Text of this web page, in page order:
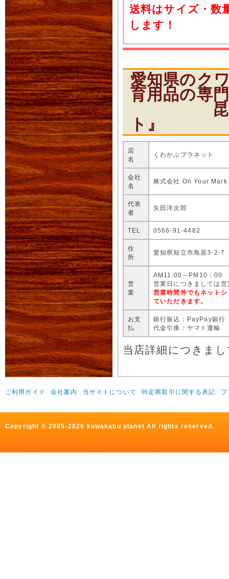
送料はサイズ・数
します！
愛知県のク
育用品の専
昆虫シ
ト』
店
名
くわかぶプラネット
会社
名
株式会社 On Your Mark
代表
者
矢田洋次郎
TEL 0566-91-4482
住
所
愛知県知立市鳥居3-2-7
営
業
AM11:00～PM10：00
営業日につきましては
営業時間外でもネット
ていただきます。
お支
払
銀行振込：PayPay銀行
代金引換：ヤマト運輸
当店詳細につきま
ご利用ガイド 会社案内 当サイトについて 特定商取引に関する表記 プ
Copyright © 2005-2026 kuwakabu planet All rights reserved.